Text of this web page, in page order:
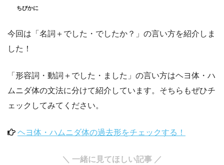
ちびかに
今回は「名詞＋でした・でしたか？」の言い方を紹介しま
した！
「形容詞・動詞＋でした・ました」の言い方はヘヨ体・ハ
ムニダ体の文法に分けて紹介しています。そちらもぜひチ
ェックしてみてください。
ヘヨ体・ハムニダ体の過去形をチェックする！
＼ 一緒に見てほしい記事 ／